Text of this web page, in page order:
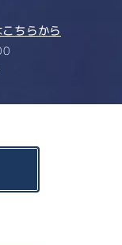
ちらから